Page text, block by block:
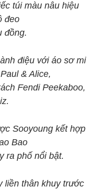
túi màu nâu hiệu
đeo
đồng.
điệu với áo sơ mi
& Alice,
Fendi Peekaboo,
Sooyoung kết hợp
Bao
ra phố nổi bật.
liền thân khuy trước